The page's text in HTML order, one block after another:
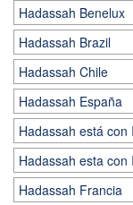
Hadassah Benelux
Hadassah Brazil
Hadassah Chile
Hadassah España
Hadassah está con
Hadassah esta con
Hadassah Francia